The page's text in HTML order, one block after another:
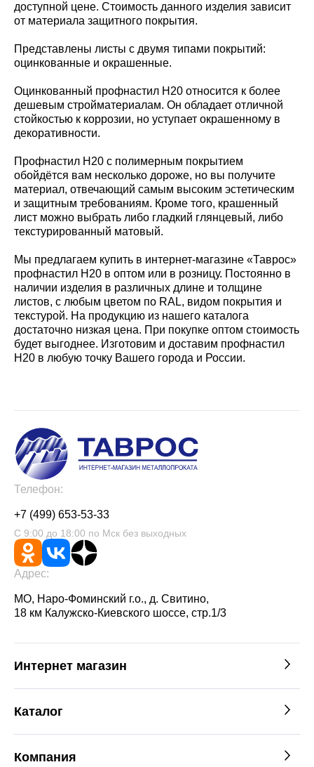
доступной цене. Стоимость данного изделия зависит
от материала защитного покрытия.
Представлены листы с двумя типами покрытий:
оцинкованные и окрашенные.
Оцинкованный профнастил Н20 относится к более
дешевым стройматериалам. Он обладает отличной
стойкостью к коррозии, но уступает окрашенному в
декоративности.
Профнастил Н20 с полимерным покрытием
обойдётся вам несколько дороже, но вы получите
материал, отвечающий самым высоким эстетическим
и защитным требованиям. Кроме того, крашенный
лист можно выбрать либо гладкий глянцевый, либо
текстурированный матовый.
Мы предлагаем купить в интернет-магазине «Таврос»
профнастил Н20 в оптом или в розницу. Постоянно в
наличии изделия в различных длине и толщине
листов, с любым цветом по RAL, видом покрытия и
текстурой. На продукцию из нашего каталога
достаточно низкая цена. При покупке оптом стоимость
будет выгоднее. Изготовим и доставим профнастил
Н20 в любую точку Вашего города и России.
Телефон:
+7 (499) 653-53-33
С 9:00 до 18:00 по Мск без выходных
Адрес:
МО, Наро-Фоминский г.о., д. Свитино,
18 км Калужско-Киевского шоссе, стр.1/3
Интернет магазин
Каталог
Компания